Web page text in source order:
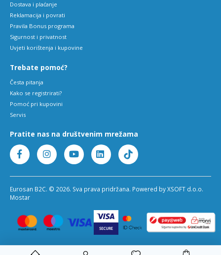
Dostava i plaćanje
Reklamacija i povrati
Pravila Bonus programa
Sigurnost i privatnost
Uvjeti korištenja i kupovine
Trebate pomoć?
Česta pitanja
Kako se registrirati?
Pomoć pri kupovini
Servis
Pratite nas na društvenim mrežama
Eurosan B2C. © 2026. Sva prava pridržana. Powered by XSOFT d.o.o.
Mostar